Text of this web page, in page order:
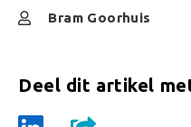
Bram Goorhuis
Deel dit artikel